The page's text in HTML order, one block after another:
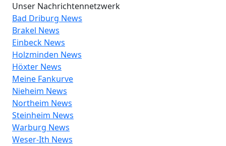
Unser Nachrichtennetzwerk
Bad Driburg News
Brakel News
Einbeck News
Holzminden News
Höxter News
Meine Fankurve
Nieheim News
Northeim News
Steinheim News
Warburg News
Weser-Ith News